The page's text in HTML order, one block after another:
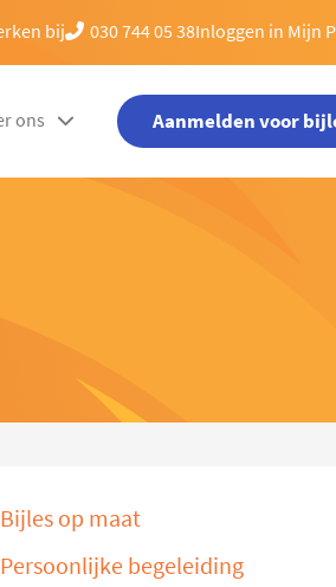
bij 030 744 05 38Inloggen in Mijn
ons Aanmelden voor
Bijles op maat
Persoonlijke begeleiding